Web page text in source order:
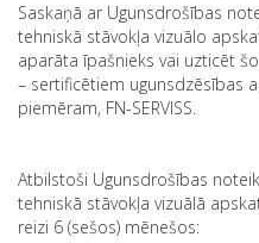
Saskaņā ar Ugunsdrošības
tehniskā stāvokļa vizuālo
aparāta īpašnieks vai uzticēt
– sertificētiem ugunsdzēsības
piemēram, FN-SERVISS.
Atbilstoši Ugunsdrošības
tehniskā stāvokļa vizuālā
reizi 6 (sešos) mēnešos: